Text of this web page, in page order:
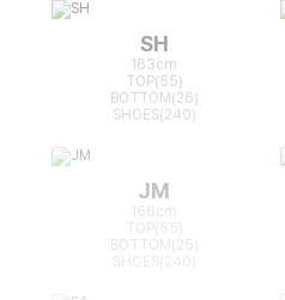
SH
163cm
TOP(55)
BOTTOM(26)
SHOES(240)
JM
166cm
TOP(55)
BOTTOM(25)